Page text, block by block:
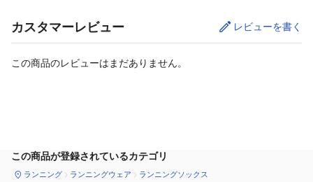
カスタマーレビュー レビューを書く
この商品のレビューはまだありません。
この商品が登録されているカテゴリ
ランニング ランニングウェア ランニングソックス